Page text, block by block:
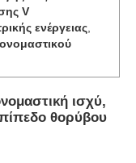
V
ενέργειας
ισχύ,
θορύβου